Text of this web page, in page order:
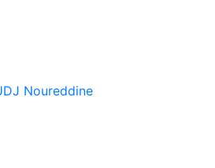
Noureddine